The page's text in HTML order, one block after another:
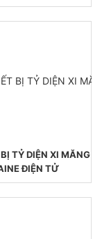
TỶ DIỆN XI MĂNG
ĐIỆN TỬ